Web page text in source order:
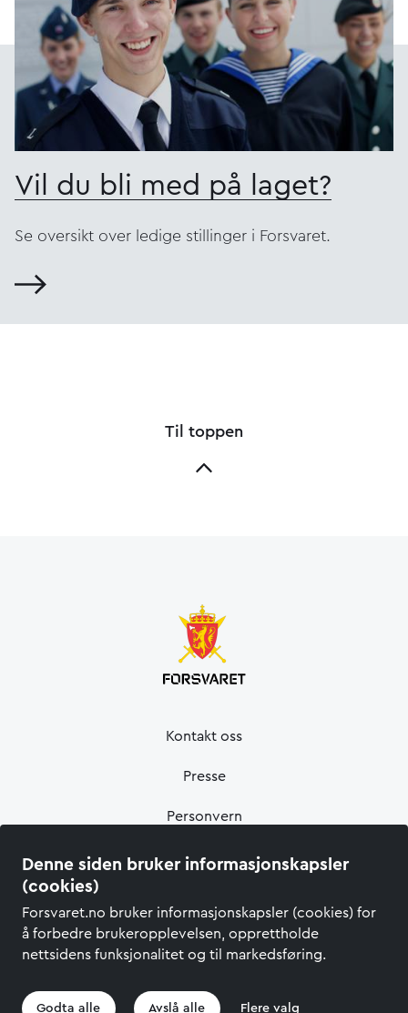
Denne siden bruker informasjonskapsler
(cookies)
Forsvaret.no bruker informasjonskapsler (cookies) for
å forbedre brukeropplevelsen, opprettholde
nettsidens funksjonalitet og til markedsføring.
Godta alle Avslå alle Flere valg
Vil du bli med på laget?
Se oversikt over ledige stillinger i Forsvaret.
Til toppen
Kontakt oss
Presse
Personvern
Informasjonskapsler